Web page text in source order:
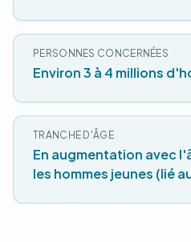
PERSONNES CONCERNÉES
Environ 3 à 4 millions
TRANCHE D'ÂGE
En augmentation avec
les hommes jeunes (lié